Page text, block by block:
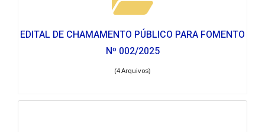
EDITAL DE CHAMAMENTO PÚBLICO PARA FOMENTO
Nº 002/2025
(4 Arquivos)